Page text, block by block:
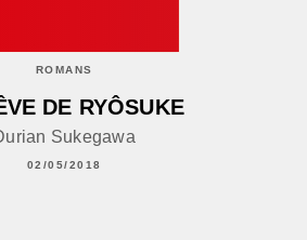
ROMANS
DE RYÔSUKE
Sukegawa
02/05/2018